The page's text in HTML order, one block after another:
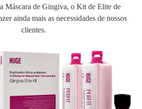
Máscara de Gingiva, o Kit de Elite de
ainda mais as necessidades de nossos
clientes.